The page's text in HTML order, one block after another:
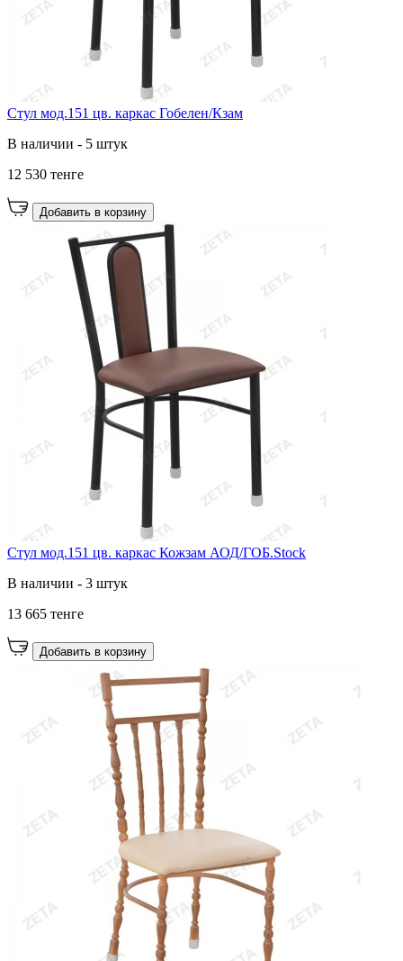
Стул мод.151 цв. каркас Гобелен/Кзам
В наличии - 5 штук
12 530 тенге
Добавить в корзину
Стул мод.151 цв. каркас Кожзам АОД/ГОБ.Stock
В наличии - 3 штук
13 665 тенге
Добавить в корзину